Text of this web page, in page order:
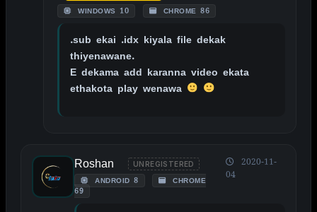
WINDOWS 10 CHROME 86
.sub ekai .idx kiyala file dekak
thiyenawane.
E dekama add karanna video ekata
ethakota play wenawa
Roshan UNREGISTERED
ANDROID 8
CHROME
69
2020-11-
04